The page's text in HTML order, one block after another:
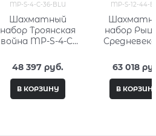
MP-S-4-C-36-BLU
Шахматный
набор Троянская
война MP-S-4-C-
48 397 руб.
В КОРЗИНУ
MP-S-12-44-
набор
63 018
В